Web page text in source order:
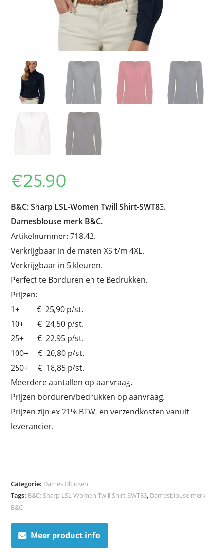
€25.90
B&C: Sharp LSL-Women Twill Shirt-SWT83.
Damesblouse merk B&C.
Artikelnummer: 718.42.
Verkrijgbaar in de maten XS t/m 4XL.
Verkrijgbaar in 5 kleuren.
Perfect te Borduren en te Bedrukken.
Prijzen:
1+ € 25,90 p/st.
10+ € 24,50 p/st.
25+ € 22,95 p/st.
100+ € 20,80 p/st.
250+ € 18,85 p/st.
Meerdere aantallen op aanvraag.
Prijzen borduren/bedrukken op aanvraag.
Prijzen zijn ex.21% BTW, en verzendkosten vanuit
leverancier.
Categorie: Dames Blousen
Tags: B&C: Sharp LSL-Women Twill Shirt-SWT83, Damesblouse merk
B&C
Meer product info